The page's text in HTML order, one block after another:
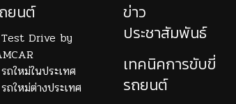
ยนต์
Test Drive by
รถใหม่ในประเทศ
รถใหม่ต่างประเทศ
ข่าว
ประชาสัมพันธ์
เทคนิคการขับขี่
รถยนต์